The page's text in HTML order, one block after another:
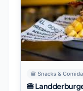
🍔 Snacks &
🍔